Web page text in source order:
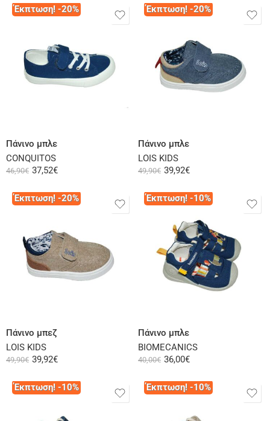
Έκπτωση! -20%
Πάνινο μπλε
CONQUITOS
46,90€ 37,52€
Έκπτωση! -20%
Πάνινο μπλε
LOIS KIDS
49,90€ 39,92€
Έκπτωση! -20%
Πάνινο μπεζ
LOIS KIDS
49,90€ 39,92€
Έκπτωση! -10%
Πάνινο μπλε
BIOMECANICS
40,00€ 36,00€
Έκπτωση! -10% Έκπτωση! -10%